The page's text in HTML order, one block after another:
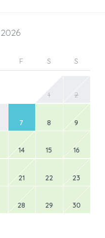
2026
F S S
1 2
7 8 9
14 15 16
21 22 23
28 29 30